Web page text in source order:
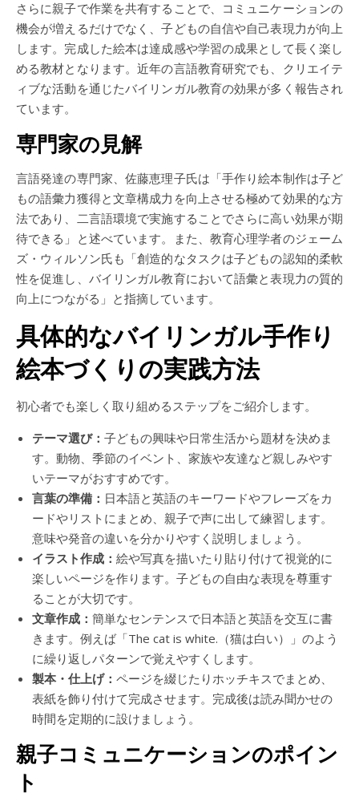
さらに親子で作業を共有することで、コミュニケーションの
機会が増えるだけでなく、子どもの自信や自己表現力が向上
します。完成した絵本は達成感や学習の成果として長く楽し
める教材となります。近年の言語教育研究でも、クリエイテ
ィブな活動を通じたバイリンガル教育の効果が多く報告され
ています。
専門家の見解
言語発達の専門家、佐藤恵理子氏は「手作り絵本制作は子ど
もの語彙力獲得と文章構成力を向上させる極めて効果的な方
法であり、二言語環境で実施することでさらに高い効果が期
待できる」と述べています。また、教育心理学者のジェーム
ズ・ウィルソン氏も「創造的なタスクは子どもの認知的柔軟
性を促進し、バイリンガル教育において語彙と表現力の質的
向上につながる」と指摘しています。
具体的なバイリンガル手作り
絵本づくりの実践方法
初心者でも楽しく取り組めるステップをご紹介します。
テーマ選び： 子どもの興味や日常生活から題材を決めま
す。動物、季節のイベント、家族や友達など親しみやす
いテーマがおすすめです。
言葉の準備： 日本語と英語のキーワードやフレーズをカ
ードやリストにまとめ、親子で声に出して練習します。
意味や発音の違いを分かりやすく説明しましょう。
イラスト作成： 絵や写真を描いたり貼り付けて視覚的に
楽しいページを作ります。子どもの自由な表現を尊重す
ることが大切です。
文章作成： 簡単なセンテンスで日本語と英語を交互に書
きます。例えば「The cat is white.（猫は白い）」のよう
に繰り返しパターンで覚えやすくします。
製本・仕上げ： ページを綴じたりホッチキスでまとめ、
表紙を飾り付けて完成させます。完成後は読み聞かせの
時間を定期的に設けましょう。
親子コミュニケーションのポイン
ト